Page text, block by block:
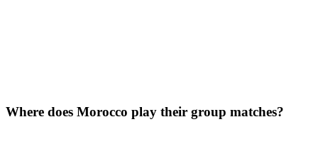
Where does Morocco play their group matches?